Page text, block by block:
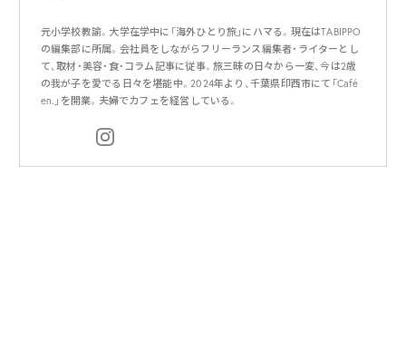
元小学校教諭。大学在学中に「海外ひとり旅」にハマる。現在はTABIPPO
の編集部に所属。会社員をしながらフリーランス編集者・ライターとし
て、取材・美容・食・コラム記事に従事。旅三昧の日々から一変、今は2歳
の我が子を愛でる日々を堪能中。2024年より、千葉県印西市にて「Café
en.」を開業。夫婦でカフェを経営している。